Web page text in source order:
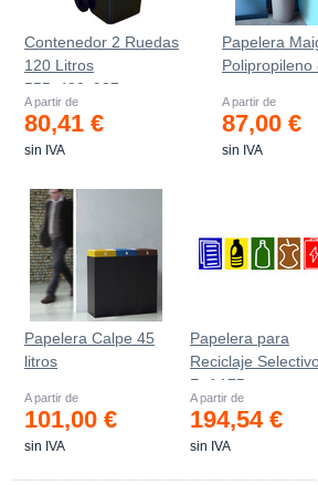
Contenedor 2 Ruedas
120 Litros
555х480х937mm
A partir de
80,41 €
sin IVA
Papelera
Polipropileno
A partir de
87,00 €
sin IVA
Papelera Calpe 45
litros
A partir de
101,00 €
sin IVA
Papelera para
Reciclaje
Ref.175
A partir de
194,54 €
sin IVA